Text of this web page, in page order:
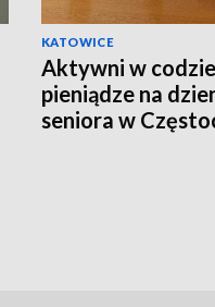
KATOWICE
Aktywni w
pieniądze na
seniora w